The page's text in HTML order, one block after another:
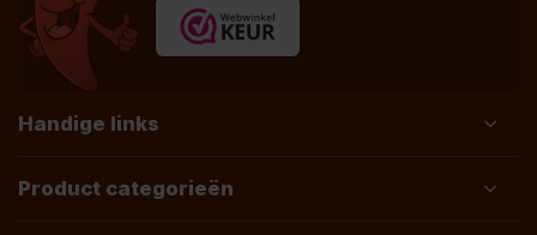
Handige links
Product categorieën